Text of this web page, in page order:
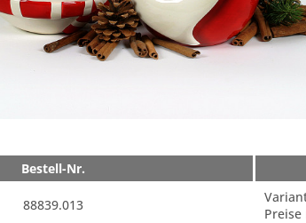
Bestell-Nr.
88839.013